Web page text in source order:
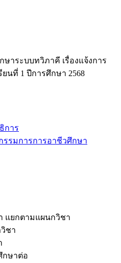
าระบบทวิภาคี เรื่องแจ้งการ
นที่ 1 ปีการศึกษา 2568
การ
รมการการอาชีวศึกษา
แยกตามแผนกวิชา
ชา
กษาต่อ